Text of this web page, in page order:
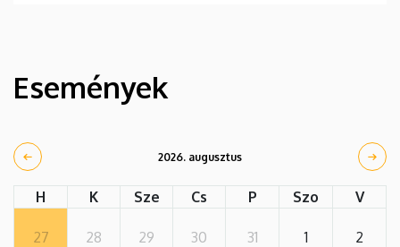
Események
2026. augusztus
H K Sze Cs P Szo V
27 28 29 30 31 1 2